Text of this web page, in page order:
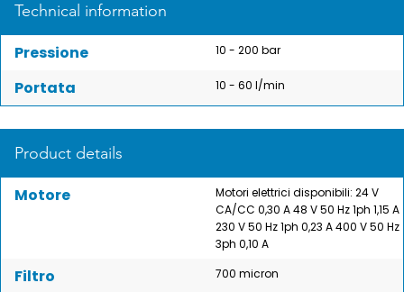
Product details
Motore
Motori elettrici disponibili: 24 V
CA/CC 0,30 A 48 V 50 Hz 1ph 1,15 A
230 V 50 Hz 1ph 0,23 A 400 V 50 Hz
3ph 0,10 A
Filtro 700 micron
Technical information
Pressione 10 - 200 bar
Portata 10 - 60 l/min